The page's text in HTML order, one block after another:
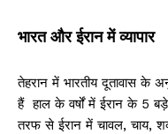
भारत और ईरान में व्यापार
तेहरान में भारतीय दूतावास के
हैं हाल के वर्षों में ईरान के 5 बड़े
तरफ से ईरान में चावल, चाय,